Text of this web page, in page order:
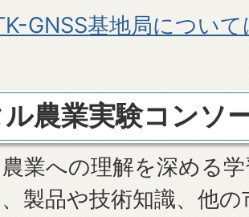
GNSS基地局につい
農業実験コンソ
業への理解を深める
製品や技術知識、他